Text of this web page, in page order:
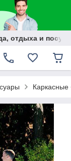
отдыха и
Каркасные